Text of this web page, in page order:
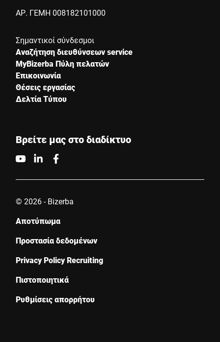
Anti-Robot Verification
ΑΡ. ΓΕΜΗ 008182101000
Σημαντικοί σύνδεσμοι
Αναζήτηση διευθύνσεων service
MyBizerba Πύλη πελατών
Επικοινωνία
Θέσεις εργασίας
Δελτία Τύπου
Βρείτε μας στο διαδίκτυο
© 2026 - Bizerba
Αποτύπωμα
Προστασία δεδομένων
Privacy Policy Recruiting
Πιστοποιητικά
Ρυθμίσεις απορρήτου